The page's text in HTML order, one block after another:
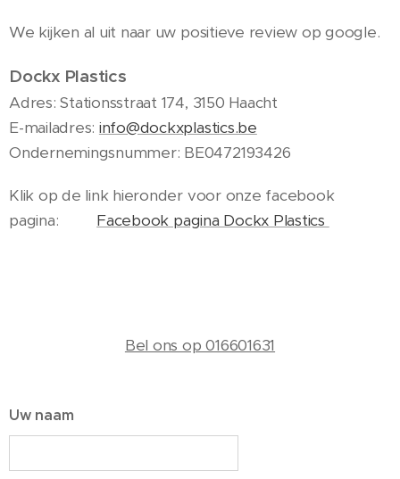
We kijken al uit naar uw positieve review op google.
Dockx Plastics
Adres: Stationsstraat 174, 3150 Haacht
E-mailadres: info@dockxplastics.be
Ondernemingsnummer: BE0472193426
Klik op de link hieronder voor onze facebook
pagina: Facebook pagina Dockx Plastics
Bel ons op 016601631
Uw naam